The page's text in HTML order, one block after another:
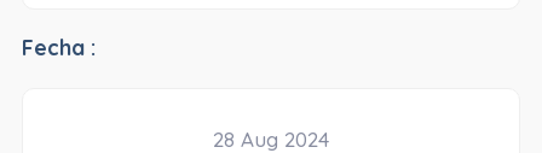
Fecha :
28 Aug 2024